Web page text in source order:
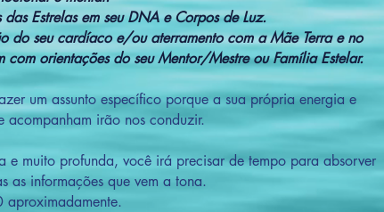
das Estrelas em seu DNA e Corpos de Luz.
do seu cardíaco e/ou aterramento com a Mãe Terra e no
com orientações do seu Mentor/Mestre ou Família Estelar.
um assunto específico porque a sua própria energia e
acompanham irão nos conduzir.
e muito profunda, você irá precisar de tempo para absorver
as informações que vem a tona.
aproximadamente.